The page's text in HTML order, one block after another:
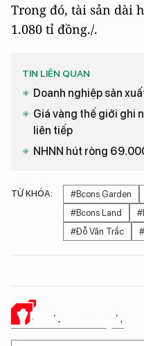
Trong đó, tài sản dài
1.080 tỉ đồng./.
TIN LIÊN QUAN
Doanh nghiệp sản
Giá vàng thế giới ghi
liên tiếp
NHNN hút ròng
TỪ KHÓA: #Bcons Garden
#Bcons Land
#Đỗ Văn Trắc
Ý KIẾN CỦA BẠN